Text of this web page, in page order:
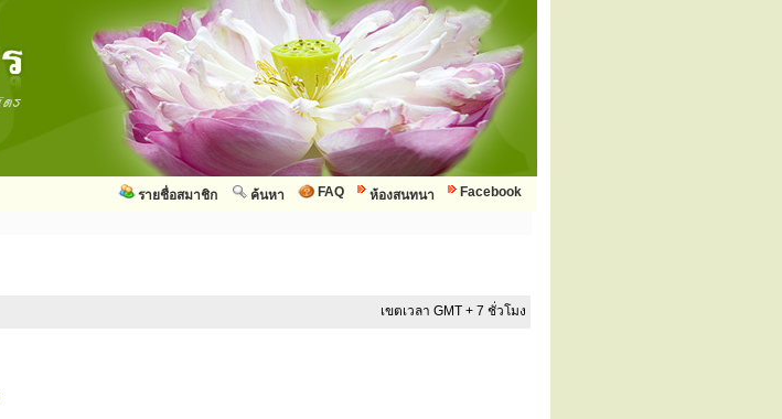
Facebook
ห้องสนทนา
FAQ
ค้นหา
รายชื่อสมาชิก
เขตเวลา GMT + 7 ชั่วโมง